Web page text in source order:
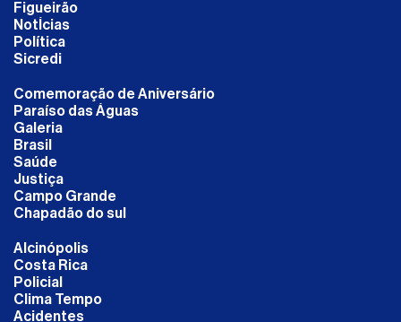
Figueirão
NotÍcias
Política
Sicredi
Comemoração de Aniversário
Paraíso das Águas
Galeria
Brasil
Saúde
Justiça
Campo Grande
Chapadão do sul
Alcinópolis
Costa Rica
Policial
Clima Tempo
Acidentes